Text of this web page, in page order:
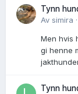
Tynn
Av simira ·
Men hvis
gi henne
Tynn